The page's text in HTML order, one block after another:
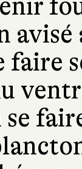
avisé
faire